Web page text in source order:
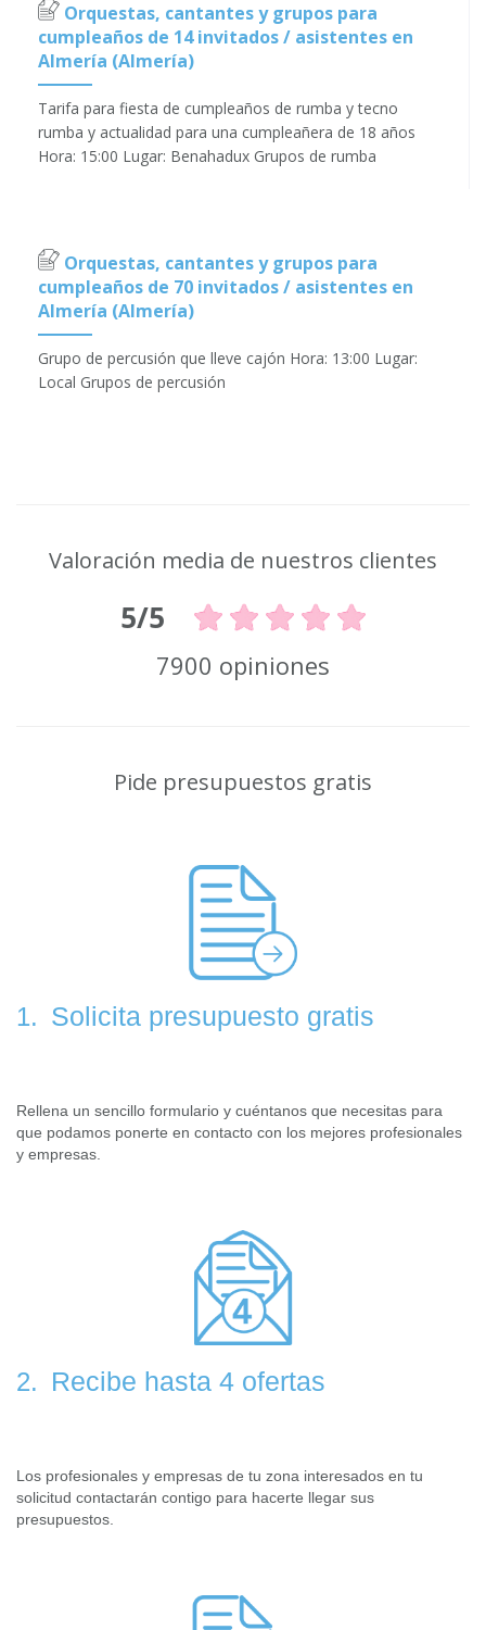
Orquestas, cantantes y grupos para
cumpleaños de 14 invitados / asistentes en
Almería (Almería)
Tarifa para fiesta de cumpleaños de rumba y tecno
rumba y actualidad para una cumpleañera de 18 años
Hora: 15:00 Lugar: Benahadux Grupos de rumba
Orquestas, cantantes y grupos para
cumpleaños de 70 invitados / asistentes en
Almería (Almería)
Grupo de percusión que lleve cajón Hora: 13:00 Lugar:
Local Grupos de percusión
Valoración media de nuestros clientes
5/5
7900 opiniones
Pide presupuestos gratis
1. Solicita presupuesto gratis
Rellena un sencillo formulario y cuéntanos que necesitas para
que podamos ponerte en contacto con los mejores profesionales
y empresas.
2. Recibe hasta 4 ofertas
Los profesionales y empresas de tu zona interesados en tu
solicitud contactarán contigo para hacerte llegar sus
presupuestos.